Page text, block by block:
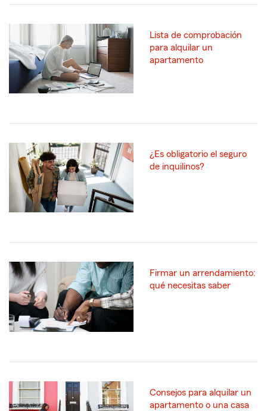
Lista de comprobación
para alquilar un
apartamento
¿Es obligatorio el seguro
de inquilinos?
Firmar un arrendamiento:
qué necesitas saber
Consejos para alquilar un
apartamento o una casa